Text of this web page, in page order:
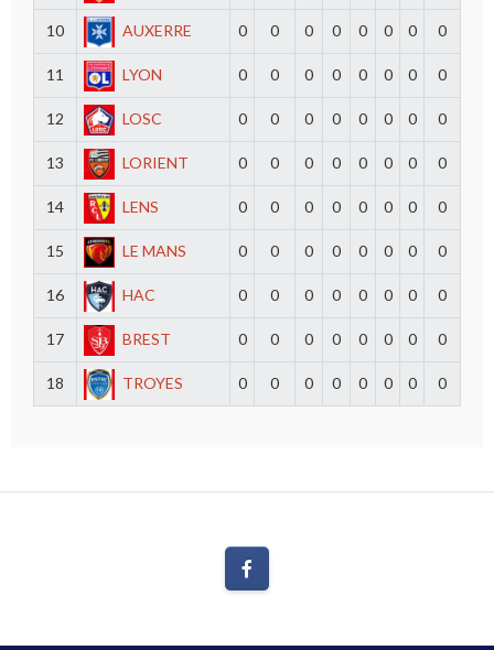
10 AUXERRE 0 0 0 0 0 0 0 0
11 LYON 0 0 0 0 0 0 0 0
12 LOSC 0 0 0 0 0 0 0 0
13 LORIENT 0 0 0 0 0 0 0 0
14 LENS 0 0 0 0 0 0 0 0
15 LE MANS 0 0 0 0 0 0 0 0
16 HAC 0 0 0 0 0 0 0 0
17 BREST 0 0 0 0 0 0 0 0
18 TROYES 0 0 0 0 0 0 0 0